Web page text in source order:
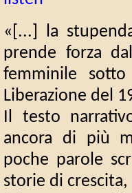
«[...] la
prende forza
femminile
Liberazione del
Il testo
ancora di più
poche parole
storie di